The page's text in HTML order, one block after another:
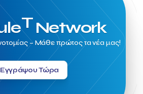
TNetwork
– Μάθε πρώτος τα νέα μας!
Εγγράψου Τώρα